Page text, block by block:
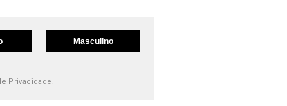
Masculino
Privacidade.